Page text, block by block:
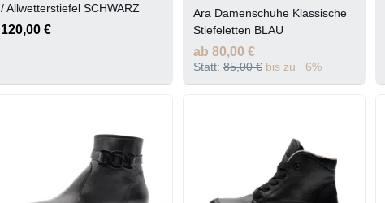
/ Allwetterstiefel SCHWARZ
120,00 €
Ara Damenschuhe Klassische
Stiefeletten BLAU
ab 80,00 €
Statt: 85,00 € bis zu −6%